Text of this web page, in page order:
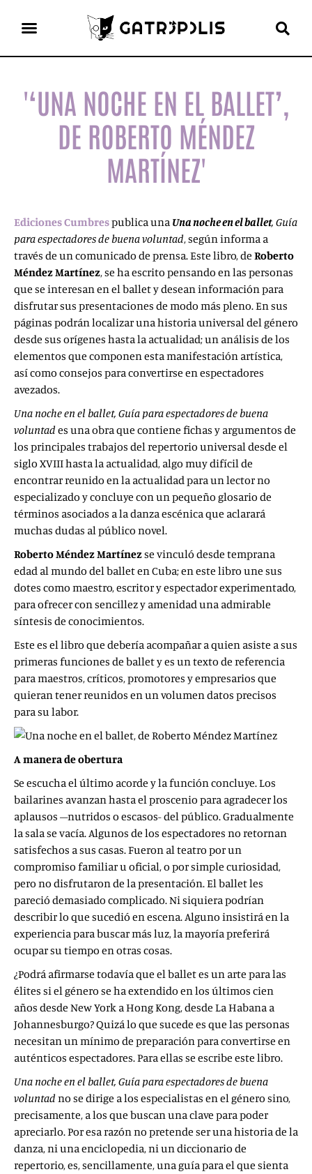
'‘UNA NOCHE EN EL BALLET’,
DE ROBERTO MÉNDEZ
MARTÍNEZ'
Ediciones Cumbrespublica una Una noche en el ballet, Guía
para espectadores de buena voluntad, según informa a
través de un comunicado de prensa. Este libro, de Roberto
Méndez Martínez, se ha escrito pensando en las personas
que se interesan en el ballet y desean información para
disfrutar sus presentaciones de modo más pleno. En sus
páginas podrán localizar una historia universal del género
desde sus orígenes hasta la actualidad; un análisis de los
elementos que componen esta manifestación artística,
así como consejos para convertirse en espectadores
avezados.
Una noche en el ballet, Guía para espectadores de buena
voluntad es una obra que contiene fichas y argumentos de
los principales trabajos del repertorio universal desde el
siglo XVIII hasta la actualidad, algo muy difícil de
encontrar reunido en la actualidad para un lector no
especializado y concluye con un pequeño glosario de
términos asociados a la danza escénica que aclarará
muchas dudas al público novel.
Roberto Méndez Martínezse vinculó desde temprana
edad al mundo del ballet en Cuba; en este libro une sus
dotes como maestro, escritor y espectador experimentado,
para ofrecer con sencillez y amenidad una admirable
síntesis de conocimientos.
Este es el libro que debería acompañar a quien asiste a sus
primeras funciones de ballet y es un texto de referencia
para maestros, críticos, promotores y empresarios que
quieran tener reunidos en un volumen datos precisos
para su labor.
A manera de obertura
Se escucha el último acorde y la función concluye. Los
bailarines avanzan hasta el proscenio para agradecer los
aplausos –nutridos o escasos- del público. Gradualmente
la sala se vacía. Algunos de los espectadores no retornan
satisfechos a sus casas. Fueron al teatro por un
compromiso familiar u oficial, o por simple curiosidad,
pero no disfrutaron de la presentación. El ballet les
pareció demasiado complicado. Ni siquiera podrían
describir lo que sucedió en escena. Alguno insistirá en la
experiencia para buscar más luz, la mayoría preferirá
ocupar su tiempo en otras cosas.
¿Podrá afirmarse todavía que el ballet es un arte para las
élites si el género se ha extendido en los últimos cien
años desde New York a Hong Kong, desde La Habana a
Johannesburgo? Quizá lo que sucede es que las personas
necesitan un mínimo de preparación para convertirse en
auténticos espectadores. Para ellas se escribe este libro.
Una noche en el ballet, Guía para espectadores de buena
voluntad no se dirige a los especialistas en el género sino,
precisamente, a los que buscan una clave para poder
apreciarlo. Por esa razón no pretende ser una historia de la
danza, ni una enciclopedia, ni un diccionario de
repertorio, es, sencillamente, una guía para el que sienta